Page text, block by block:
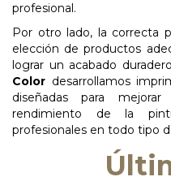
profesional.
Por otro lado, la correcta
elección de productos
lograr un acabado
Color desarrollamos
diseñadas para
rendimiento de la
profesionales en todo tipo